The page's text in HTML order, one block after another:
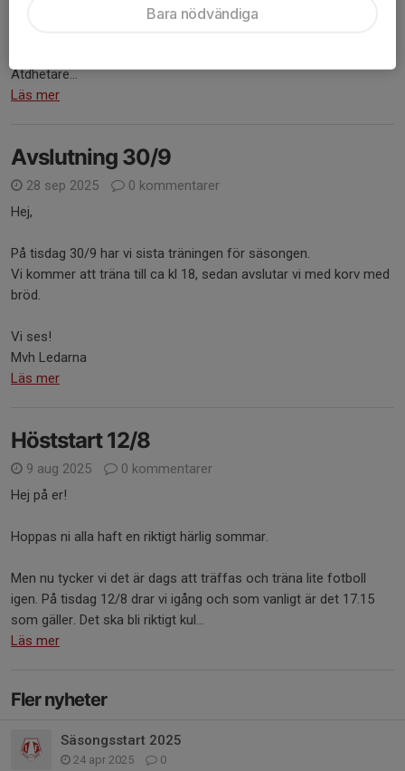
Atdhetare...
Läs mer
Avslutning 30/9
28 sep 2025
0 kommentarer
Hej,
På tisdag 30/9 har vi sista träningen för säsongen.
Vi kommer att träna till ca kl 18, sedan avslutar vi med korv med
bröd.
Vi ses!
Mvh Ledarna
Läs mer
Höststart 12/8
9 aug 2025
0 kommentarer
Hej på er!
Hoppas ni alla haft en riktigt härlig sommar.
Men nu tycker vi det är dags att träffas och träna lite fotboll
igen. På tisdag 12/8 drar vi igång och som vanligt är det 17.15
som gäller. Det ska bli riktigt kul...
Läs mer
Fler nyheter
Säsongsstart 2025
24 apr 2025 0
Bara nödvändiga